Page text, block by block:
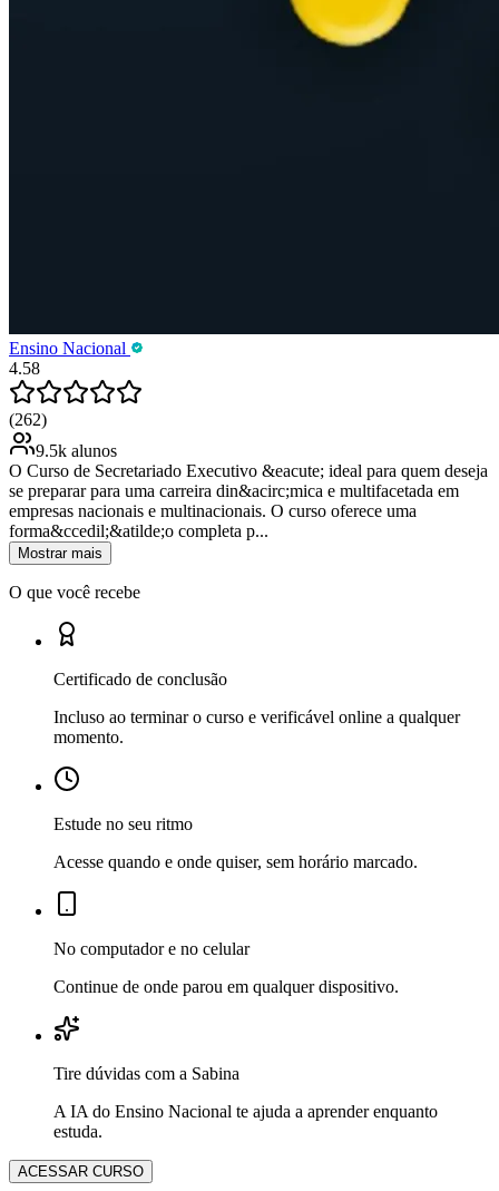
Ensino Nacional
4.58
(262)
9.5k alunos
O Curso de Secretariado Executivo &eacute; ideal para quem deseja
se preparar para uma carreira din&acirc;mica e multifacetada em
empresas nacionais e multinacionais. O curso oferece uma
forma&ccedil;&atilde;o completa p...
Mostrar mais
O que você recebe
Certificado de conclusão
Incluso ao terminar o curso e verificável online a qualquer
momento.
Estude no seu ritmo
Acesse quando e onde quiser, sem horário marcado.
No computador e no celular
Continue de onde parou em qualquer dispositivo.
Tire dúvidas com a Sabina
A IA do Ensino Nacional te ajuda a aprender enquanto
estuda.
ACESSAR CURSO